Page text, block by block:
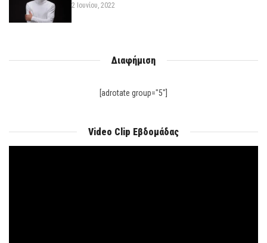
2 Ιουνίου, 2022
Διαφήμιση
[adrotate group="5"]
Video Clip Εβδομάδας